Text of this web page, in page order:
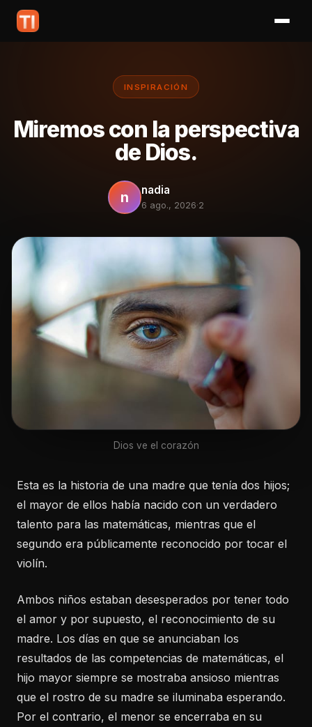
INSPIRACIÓN
Miremos con la perspectiva
de Dios.
n nadia
6 ago., 2026·2
Dios ve el corazón
Esta es la historia de una madre que tenía dos hijos;
el mayor de ellos había nacido con un verdadero
talento para las matemáticas, mientras que el
segundo era públicamente reconocido por tocar el
violín.
Ambos niños estaban desesperados por tener todo
el amor y por supuesto, el reconocimiento de su
madre. Los días en que se anunciaban los
resultados de las competencias de matemáticas, el
hijo mayor siempre se mostraba ansioso mientras
que el rostro de su madre se iluminaba esperando.
Por el contrario, el menor se encerraba en su